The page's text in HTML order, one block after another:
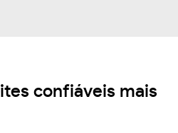
confiáveis mais